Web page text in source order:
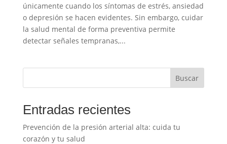
únicamente cuando los síntomas de estrés, ansiedad
o depresión se hacen evidentes. Sin embargo, cuidar
la salud mental de forma preventiva permite
detectar señales tempranas,...
Buscar
Entradas recientes
Prevención de la presión arterial alta: cuida tu
corazón y tu salud